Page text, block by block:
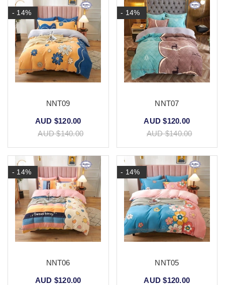
- 14%
NNT09
AUD $120.00
AUD $140.00
- 14%
NNT07
AUD $120.00
AUD $140.00
- 14%
NNT06
AUD $120.00
- 14%
NNT05
AUD $120.00